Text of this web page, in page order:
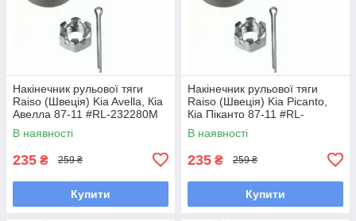
Накінечник рульової тяги
Raiso (Швеція) Kia Avella, Кіа
Авелла 87-11 #RL-232280M
UAYLLYW7
В наявності
235 ₴ 259 ₴
Купити
Накінечник рульової тяги
Raiso (Швеція) Kia Picanto,
Кіа Піканто 87-11 #RL-
232280M UADYWHC7
В наявності
235 ₴ 259 ₴
Купити